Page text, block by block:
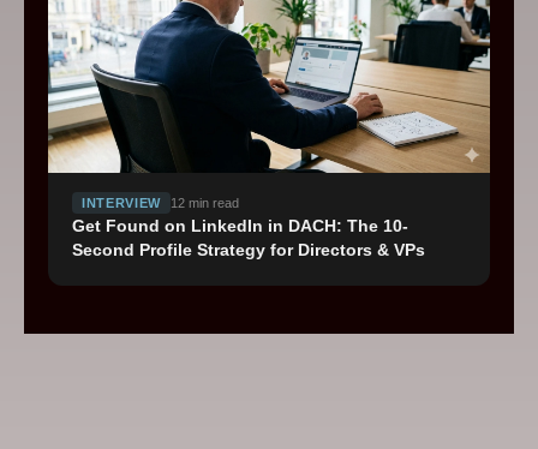
INTERVIEW 12min read
Get Found on LinkedIn in DACH: The 10-
Second Profile Strategy for Directors & VPs